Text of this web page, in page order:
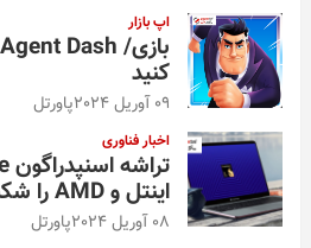
اپ بازار
کنید
09 آوریل 2024 پاورتل
اخبار فناوری
اینتل و AMD را شکست داد
08 آوریل 2024 پاورتل